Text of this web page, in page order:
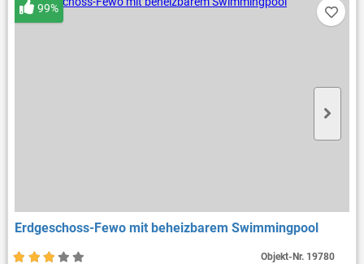
Erdgeschoss-Fewo mit beheizbarem Swimmingpool
99%
Objekt-Nr. 19780